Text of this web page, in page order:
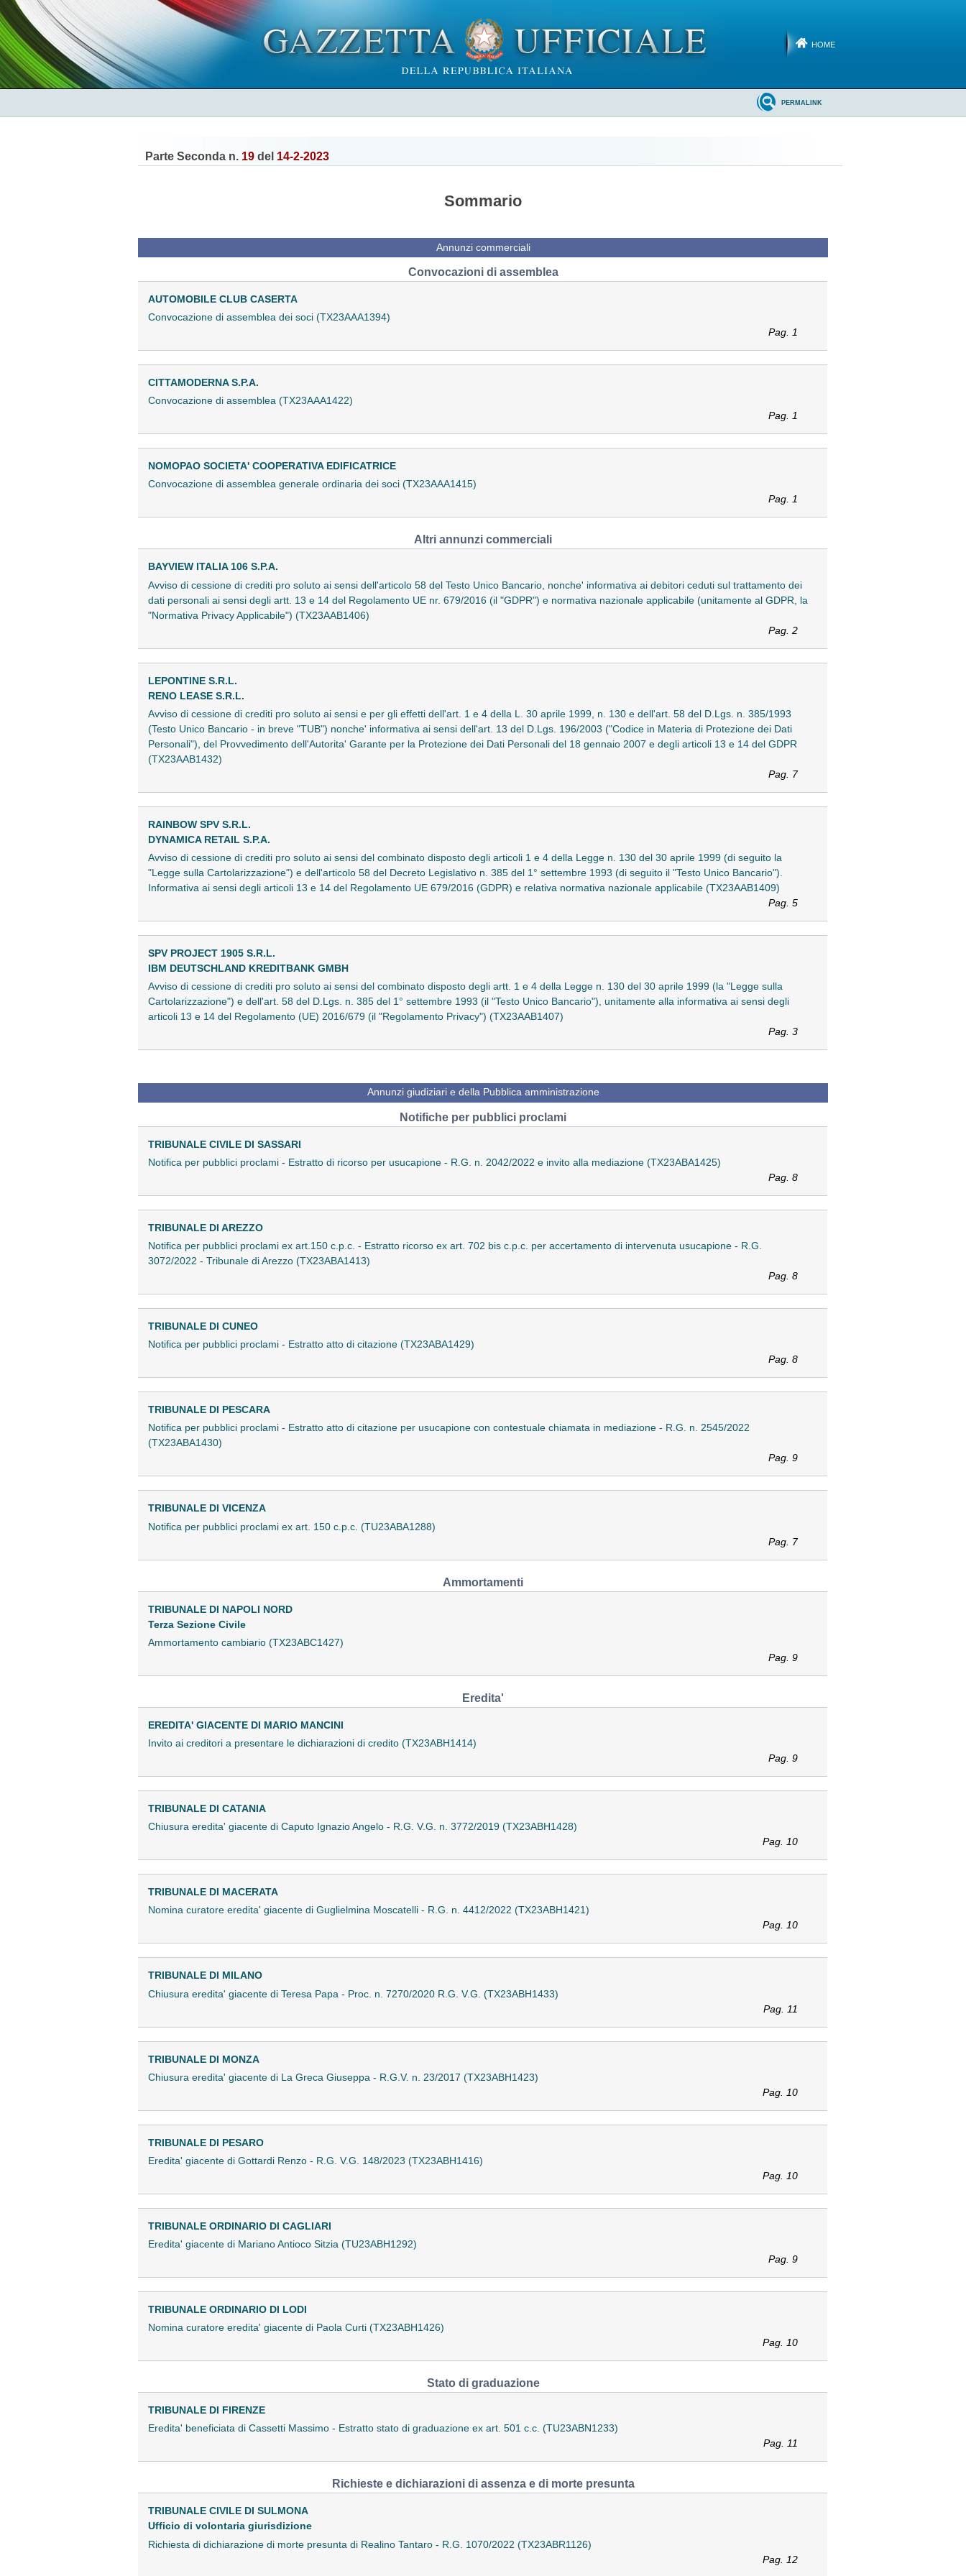
HOME
PERMALINK
Parte Seconda n. 19 del 14-2-2023
Sommario
Annunzi commerciali
Convocazioni di assemblea
AUTOMOBILE CLUB CASERTA
Convocazione di assemblea dei soci (TX23AAA1394)
Pag. 1
CITTAMODERNA S.P.A.
Convocazione di assemblea (TX23AAA1422)
Pag. 1
NOMOPAO SOCIETA' COOPERATIVA EDIFICATRICE
Convocazione di assemblea generale ordinaria dei soci (TX23AAA1415)
Pag. 1
Altri annunzi commerciali
BAYVIEW ITALIA 106 S.P.A.
Avviso di cessione di crediti pro soluto ai sensi dell'articolo 58 del Testo Unico Bancario, nonche' informativa ai debitori ceduti sul trattamento dei
dati personali ai sensi degli artt. 13 e 14 del Regolamento UE nr. 679/2016 (il "GDPR") e normativa nazionale applicabile (unitamente al GDPR, la
"Normativa Privacy Applicabile") (TX23AAB1406)
Pag. 2
LEPONTINE S.R.L.
RENO LEASE S.R.L.
Avviso di cessione di crediti pro soluto ai sensi e per gli effetti dell'art. 1 e 4 della L. 30 aprile 1999, n. 130 e dell'art. 58 del D.Lgs. n. 385/1993
(Testo Unico Bancario - in breve "TUB") nonche' informativa ai sensi dell'art. 13 del D.Lgs. 196/2003 ("Codice in Materia di Protezione dei Dati
Personali"), del Provvedimento dell'Autorita' Garante per la Protezione dei Dati Personali del 18 gennaio 2007 e degli articoli 13 e 14 del GDPR
(TX23AAB1432)
Pag. 7
RAINBOW SPV S.R.L.
DYNAMICA RETAIL S.P.A.
Avviso di cessione di crediti pro soluto ai sensi del combinato disposto degli articoli 1 e 4 della Legge n. 130 del 30 aprile 1999 (di seguito la
"Legge sulla Cartolarizzazione") e dell'articolo 58 del Decreto Legislativo n. 385 del 1° settembre 1993 (di seguito il "Testo Unico Bancario").
Informativa ai sensi degli articoli 13 e 14 del Regolamento UE 679/2016 (GDPR) e relativa normativa nazionale applicabile (TX23AAB1409)
Pag. 5
SPV PROJECT 1905 S.R.L.
IBM DEUTSCHLAND KREDITBANK GMBH
Avviso di cessione di crediti pro soluto ai sensi del combinato disposto degli artt. 1 e 4 della Legge n. 130 del 30 aprile 1999 (la "Legge sulla
Cartolarizzazione") e dell'art. 58 del D.Lgs. n. 385 del 1° settembre 1993 (il "Testo Unico Bancario"), unitamente alla informativa ai sensi degli
articoli 13 e 14 del Regolamento (UE) 2016/679 (il "Regolamento Privacy") (TX23AAB1407)
Pag. 3
Annunzi giudiziari e della Pubblica amministrazione
Notifiche per pubblici proclami
TRIBUNALE CIVILE DI SASSARI
Notifica per pubblici proclami - Estratto di ricorso per usucapione - R.G. n. 2042/2022 e invito alla mediazione (TX23ABA1425)
Pag. 8
TRIBUNALE DI AREZZO
Notifica per pubblici proclami ex art.150 c.p.c. - Estratto ricorso ex art. 702 bis c.p.c. per accertamento di intervenuta usucapione - R.G.
3072/2022 - Tribunale di Arezzo (TX23ABA1413)
Pag. 8
TRIBUNALE DI CUNEO
Notifica per pubblici proclami - Estratto atto di citazione (TX23ABA1429)
Pag. 8
TRIBUNALE DI PESCARA
Notifica per pubblici proclami - Estratto atto di citazione per usucapione con contestuale chiamata in mediazione - R.G. n. 2545/2022
(TX23ABA1430)
Pag. 9
TRIBUNALE DI VICENZA
Notifica per pubblici proclami ex art. 150 c.p.c. (TU23ABA1288)
Pag. 7
Ammortamenti
TRIBUNALE DI NAPOLI NORD
Terza Sezione Civile
Ammortamento cambiario (TX23ABC1427)
Pag. 9
Eredita'
EREDITA' GIACENTE DI MARIO MANCINI
Invito ai creditori a presentare le dichiarazioni di credito (TX23ABH1414)
Pag. 9
TRIBUNALE DI CATANIA
Chiusura eredita' giacente di Caputo Ignazio Angelo - R.G. V.G. n. 3772/2019 (TX23ABH1428)
Pag. 10
TRIBUNALE DI MACERATA
Nomina curatore eredita' giacente di Guglielmina Moscatelli - R.G. n. 4412/2022 (TX23ABH1421)
Pag. 10
TRIBUNALE DI MILANO
Chiusura eredita' giacente di Teresa Papa - Proc. n. 7270/2020 R.G. V.G. (TX23ABH1433)
Pag. 11
TRIBUNALE DI MONZA
Chiusura eredita' giacente di La Greca Giuseppa - R.G.V. n. 23/2017 (TX23ABH1423)
Pag. 10
TRIBUNALE DI PESARO
Eredita' giacente di Gottardi Renzo - R.G. V.G. 148/2023 (TX23ABH1416)
Pag. 10
TRIBUNALE ORDINARIO DI CAGLIARI
Eredita' giacente di Mariano Antioco Sitzia (TU23ABH1292)
Pag. 9
TRIBUNALE ORDINARIO DI LODI
Nomina curatore eredita' giacente di Paola Curti (TX23ABH1426)
Pag. 10
Stato di graduazione
TRIBUNALE DI FIRENZE
Eredita' beneficiata di Cassetti Massimo - Estratto stato di graduazione ex art. 501 c.c. (TU23ABN1233)
Pag. 11
Richieste e dichiarazioni di assenza e di morte presunta
TRIBUNALE CIVILE DI SULMONA
Ufficio di volontaria giurisdizione
Richiesta di dichiarazione di morte presunta di Realino Tantaro - R.G. 1070/2022 (TX23ABR1126)
Pag. 12